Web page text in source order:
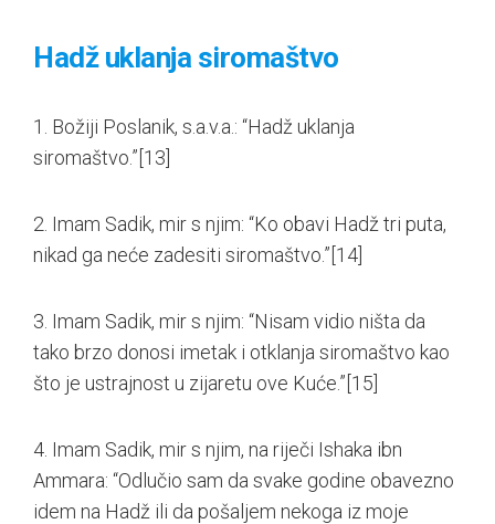
Hadž uklanja siromaštvo
1. Božiji Poslanik, s.a.v.a.: “Hadž uklanja
siromaštvo.”[13]
2. Imam Sadik, mir s njim: “Ko obavi Hadž tri puta,
nikad ga neće zadesiti siromaštvo.”[14]
3. Imam Sadik, mir s njim: “Nisam vidio ništa da
tako brzo donosi imetak i otklanja siromaštvo kao
što je ustrajnost u zijaretu ove Kuće.”[15]
4. Imam Sadik, mir s njim, na riječi Ishaka ibn
Ammara: “Odlučio sam da svake godine obavezno
idem na Hadž ili da pošaljem nekoga iz moje